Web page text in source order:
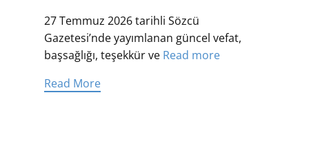
27 Temmuz 2026 tarihli Sözcü
Gazetesi’nde yayımlanan güncel vefat,
başsağlığı, teşekkür ve Read more
Read More